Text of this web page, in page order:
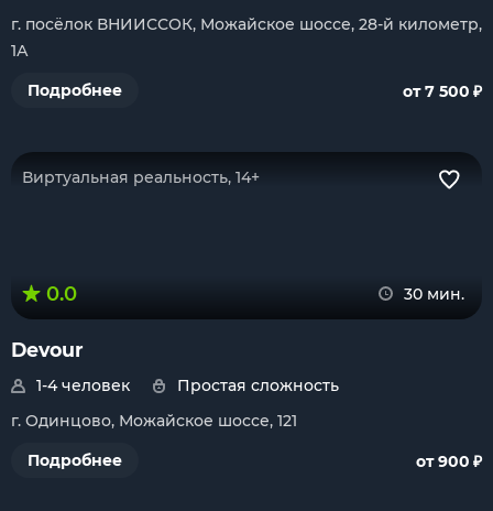
г. посёлок ВНИИССОК, Можайское шоссе, 28-й километр,
1А
Подробнее
от 7 500 ₽
Виртуальная реальность, 14+
0.0 30 мин.
Devour
1-4 человек
Простая сложность
г. Одинцово, Можайское шоссе, 121
Подробнее
от 900 ₽